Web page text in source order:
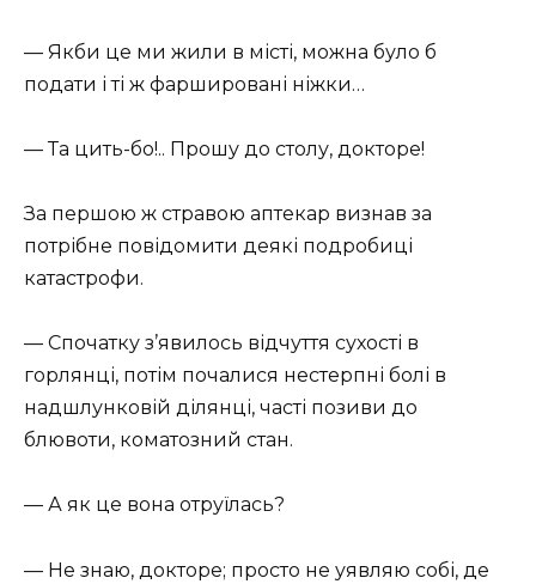
— Якби це ми жили в місті, можна було б
подати і ті ж фаршировані ніжки…
— Та цить-бо!.. Прошу до столу, докторе!
За першою ж стравою аптекар визнав за
потрібне повідомити деякі подробиці
катастрофи.
— Спочатку з’явилось відчуття сухості в
горлянці, потім почалися нестерпні болі в
надшлунковій ділянці, часті позиви до
блювоти, коматозний стан.
— А як це вона отруїлась?
— Не знаю, докторе; просто не уявляю собі, де